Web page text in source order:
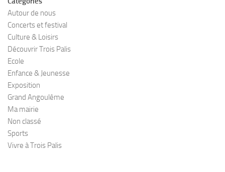
Autour de nous
Concerts et festival
Culture & Loisirs
Découvrir Trois Palis
Ecole
Enfance & Jeunesse
Exposition
Grand Angoulême
Ma mairie
Non classé
Sports
Vivre à Trois Palis